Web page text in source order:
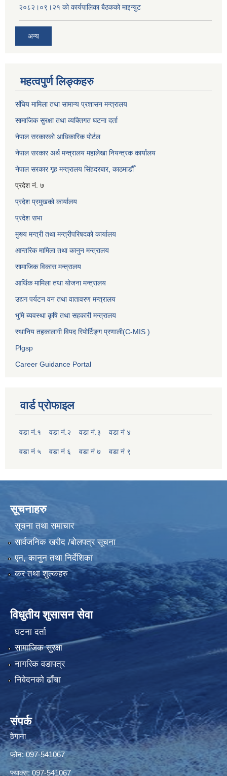
२०८२।०९।२१ को कार्यपालिका बैठकको माइन्युट
अन्य
महत्वपुर्ण लिङ्कहरु
संघिय मामिला तथा सामान्य प्रशासन मन्त्रालय
सामाजिक सुरक्षा तथा व्यक्तिगत घटना दर्ता
नेपाल सरकारको आधिकारिक पोर्टल
नेपाल सरकार अर्थ मन्त्रालय महालेखा नियन्त्रक कार्यालय
नेपाल सरकार गृह मन्त्रालय सिंहदरबार, काठमाडौँ
प्रदेश नं. ७
प्रदेश प्रमुखको कार्यालय
प्रदेश सभा
मुख्य मन्त्री तथा मन्त्रीपरिषदको कार्यालय
आन्तरिक मामिला तथा कानुन मन्त्रालय
सामाजिक विकास मन्त्रालय
आर्थिक मामिला तथा योजना मन्त्रालय
उद्यग पर्यटन वन तथा वातावरण मन्त्रालय
भुमि ब्यवस्था कृषि तथा सहकारी मन्त्रालय
स्थानिय तहकालागी विपद रिपोर्टिङ्ग प्रणाली(C-MIS )
Plgsp
Career Guidance Portal
वार्ड प्रोफाइल
वडा नं.१ वडा नं.२ वडा नं.३ वडा नं ४
वडा नं ५ वडा नं ६ वडा नं ७ वडा नं ९
सूचनाहरु
सूचना तथा समाचार
सार्वजनिक खरीद /बोलपत्र सूचना
एन, कानुन तथा निर्देशिका
कर तथा शुल्कहरु
विधुतीय शुसासन सेवा
घटना दर्ता
सामाजिक सुरक्षा
नागरिक वडापत्र
निवेदनको ढाँचा
संपर्क
ठेगाना
फोन: 097-541067
फ्याक्स: 097-541067